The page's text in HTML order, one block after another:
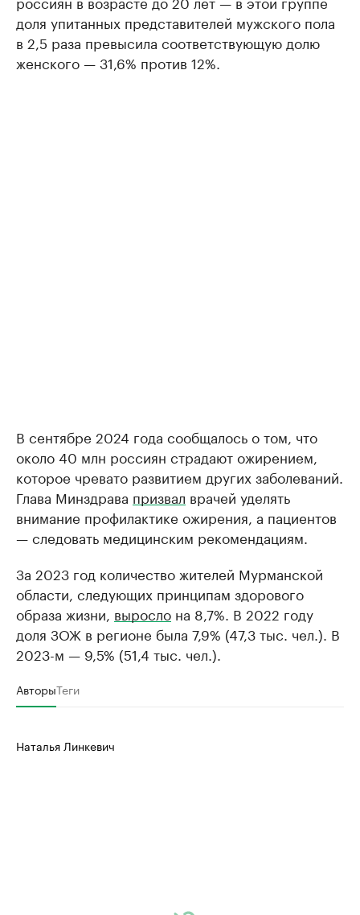
доля упитанных представителей мужского пола
в 2,5 раза превысила соответствующую долю
женского — 31,6% против 12%.
В сентябре 2024 года сообщалось о том, что
около 40 млн россиян страдают ожирением,
которое чревато развитием других заболеваний.
Глава Минздрава призвал врачей уделять
внимание профилактике ожирения, а пациентов
— следовать медицинским рекомендациям.
За 2023 год количество жителей Мурманской
области, следующих принципам здорового
образа жизни, выросло на 8,7%. В 2022 году
доля ЗОЖ в регионе была 7,9% (47,3 тыс. чел.). В
2023-м — 9,5% (51,4 тыс. чел.).
АвторыТеги
Наталья Линкевич